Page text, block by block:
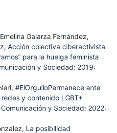
Galarza Fernández,
Acción colectiva ciberactivista
para la huelga feminista
y Sociedad: 2019:
#ElOrgulloPermanece ante
y contenido LGBT+
Comunicación y Sociedad: 2022:
La posibilidad